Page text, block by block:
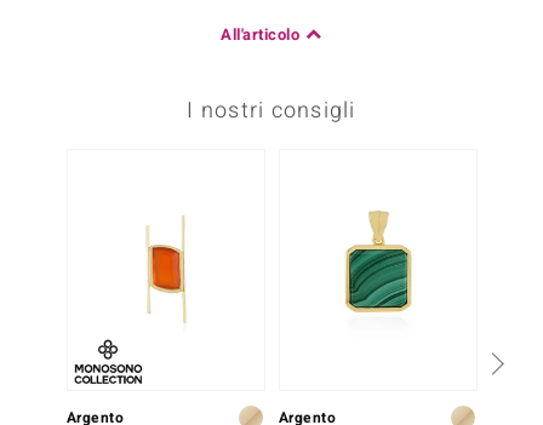
All'articolo
I nostri consigli
Argento Argento